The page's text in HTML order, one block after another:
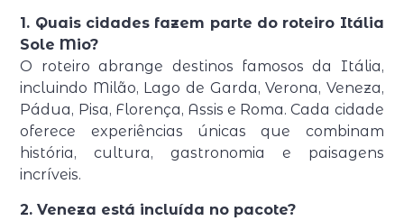
1. Quais cidades fazem parte do roteiro Itália
Sole Mio?
O roteiro abrange destinos famosos da Itália,
incluindo Milão, Lago de Garda, Verona, Veneza,
Pádua, Pisa, Florença, Assis e Roma. Cada cidade
oferece experiências únicas que combinam
história, cultura, gastronomia e paisagens
incríveis.
2. Veneza está incluída no pacote?